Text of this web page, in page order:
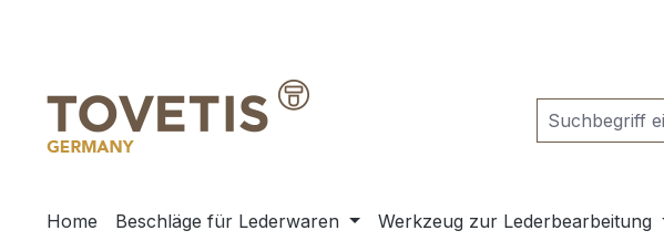
Home Beschläge für Lederwaren Werkzeug zur Lederbearbeitung